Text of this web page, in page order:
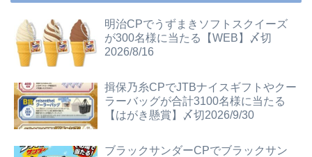
明治CPでうずまきソフトスクイーズ
が300名様に当たる【WEB】〆切
2026/8/16
揖保乃糸CPでJTBナイスギフトやクー
ラーバッグが合計3100名様に当たる
【はがき懸賞】〆切2026/9/30
ブラックサンダーCPでブラックサン